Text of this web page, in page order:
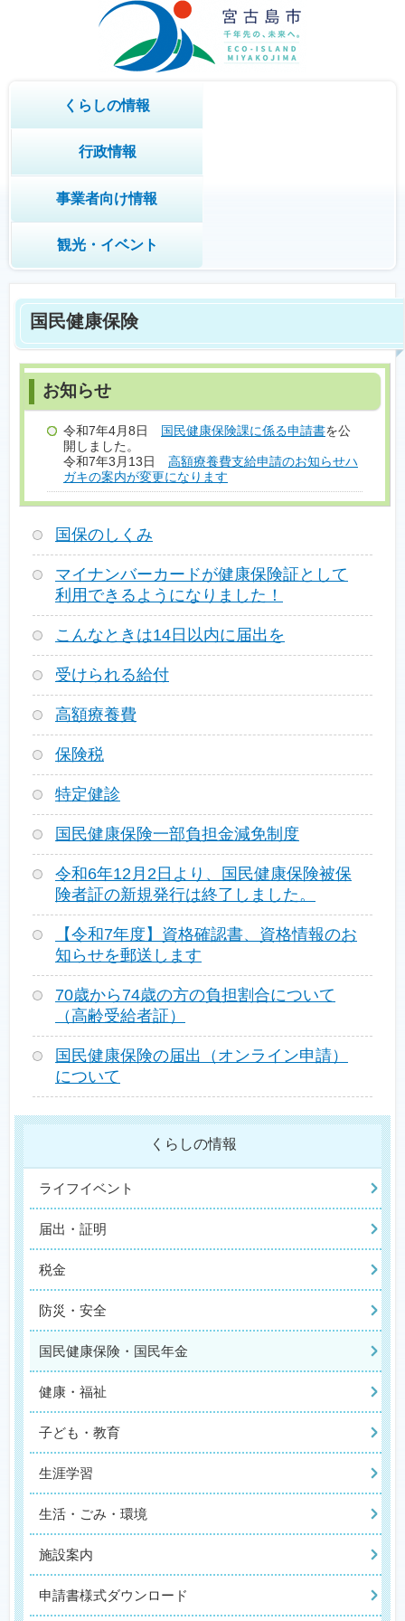
くらしの情報
行政情報
事業者向け情報
観光・イベント
国民健康保険
令和7年4月8日 国民健康保険課に係る申請書を公
開しました。
令和7年3月13日 高額療養費支給申請のお知らせハ
ガキの案内が変更になります
国保のしくみ
マイナンバーカードが健康保険証として
利用できるようになりました！
こんなときは14日以内に届出を
受けられる給付
高額療養費
保険税
特定健診
国民健康保険一部負担金減免制度
令和6年12月2日より、国民健康保険被保
険者証の新規発行は終了しました。
【令和7年度】資格確認書、資格情報のお
知らせを郵送します
70歳から74歳の方の負担割合について
（高齢受給者証）
国民健康保険の届出（オンライン申請）
について
くらしの情報
ライフイベント
届出・証明
税金
防災・安全
国民健康保険・国民年金
健康・福祉
子ども・教育
生涯学習
生活・ごみ・環境
施設案内
申請書様式ダウンロード